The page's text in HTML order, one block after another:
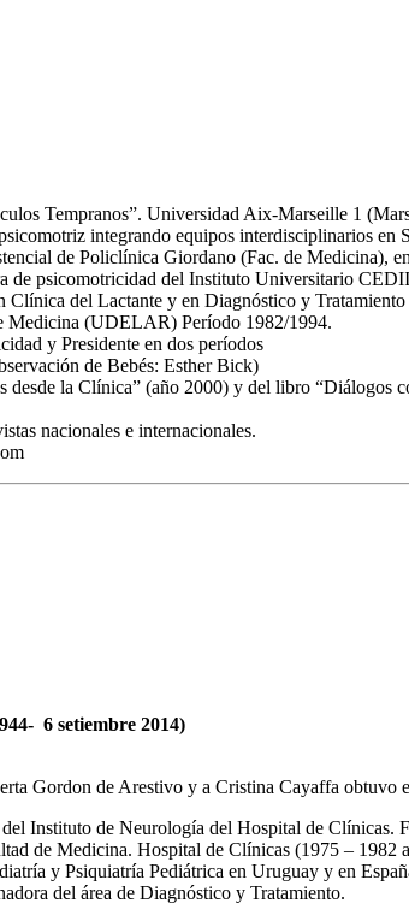
Tempranos”. Universidad Aix-Marseille 1
integrando equipos interdisciplinarios
de Policlínica Giordano (Fac. de
de psicomotricidad del Instituto Universitario
del Lactante y en Diagnóstico y
Medicina (UDELAR) Período 1982/1994.
y Presidente en dos períodos
de Bebés: Esther Bick)
desde la Clínica” (año 2000) y del libro “Diálogos
nacionales e internacionales.
6 setiembre 2014)
Gordon de Arestivo y a Cristina Cayaffa
Instituto de Neurología del Hospital de Clínicas.
de Medicina. Hospital de Clínicas (1975 – 1982
y Psiquiatría Pediátrica en Uruguay y en
del área de Diagnóstico y Tratamiento.